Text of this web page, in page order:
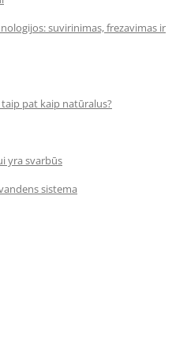
suvirinimas, frezavimas ir
pat kaip natūralus?
yra svarbūs
sistema